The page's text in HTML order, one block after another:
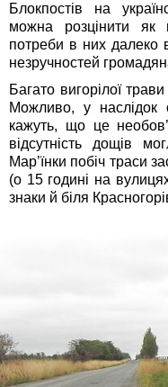
Блокпостів на
можна розцінити як
потреби в них далеко
незручностей
Багато вигорілої
Можливо, у наслідок
кажуть, що це
відсутність дощів
Мар’їнки побіч траси
(о 15 годині на
знаки й біля